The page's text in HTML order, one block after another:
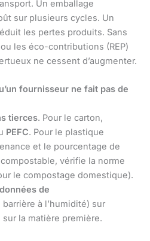
Un emballage
sur plusieurs cycles. Un
les pertes produits. Sans
les éco-contributions (REP)
ne cessent d’augmenter.
fournisseur ne fait pas de
tierces. Pour le carton,
PEFC. Pour le plastique
et le pourcentage de
vérifie la norme
le compostage domestique).
données de
à l’humidité) sur
la matière première.